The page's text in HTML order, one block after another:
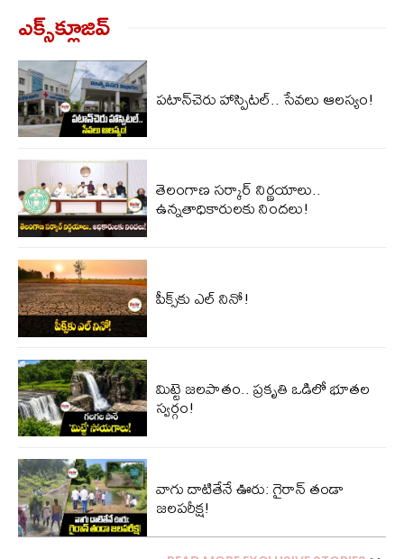
ఎక్స్‌క్లూజివ్‌
పటాన్‌చెరు హాస్పిటల్.. సేవలు ఆలస్యం!
తెలంగాణ సర్కార్ నిర్ణయాలు..
ఉన్నతాధికారులకు నిందలు!
పీక్స్‌కు ఎల్‌ నినో!
మిట్టె జలపాతం.. ప్రకృతి ఒడిలో భూతల
స్వర్గం!
వాగు దాటితేనే ఊరు: గైరాన్ తండా
జలపరీక్ష!